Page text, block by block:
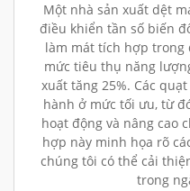
Một nhà sản xuất dệt
điều khiển tần số biến
làm mát tích hợp trong
mức tiêu thụ năng
xuất tăng 25%. Các
hành ở mức tối ưu, từ
hoạt động và nâng cao
hợp này minh họa rõ
chúng tôi có thể cải
trong